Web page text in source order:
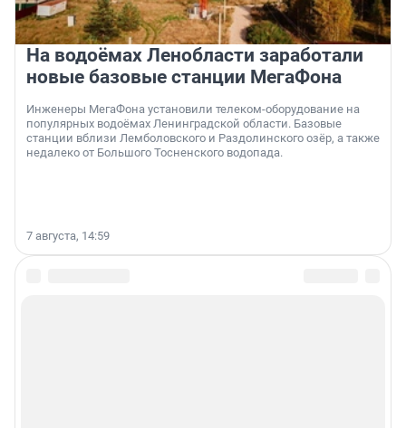
На водоёмах Ленобласти заработали
новые базовые станции МегаФона
Инженеры МегаФона установили телеком-оборудование на
популярных водоёмах Ленинградской области. Базовые
станции вблизи Лемболовского и Раздолинского озёр, а также
недалеко от Большого Тосненского водопада.
7 августа, 14:59